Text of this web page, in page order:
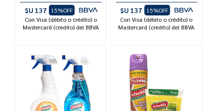
$U 137
15%OFF
Con Visa (débito o crédito) o
Mastercard (credito) del BBVA
$U 137
15%OFF
Con Visa (débito o crédito) o
Mastercard (credito) del BBVA